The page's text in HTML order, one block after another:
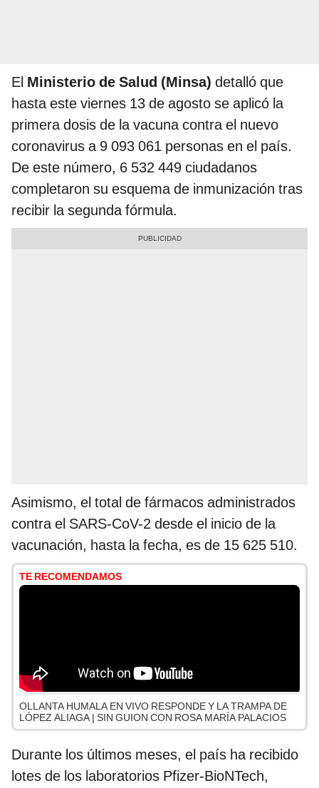
El Ministerio de Salud (Minsa) detalló que
hasta este viernes 13 de agosto se aplicó la
primera dosis de la vacuna contra el nuevo
coronavirus a 9 093 061 personas en el país.
De este número, 6 532 449 ciudadanos
completaron su esquema de inmunización tras
recibir la segunda fórmula.
Asimismo, el total de fármacos administrados
contra el SARS-CoV-2 desde el inicio de la
vacunación, hasta la fecha, es de 15 625 510.
TE RECOMENDAMOS
OLLANTA HUMALA EN VIVO RESPONDE Y LA TRAMPA DE
LÓPEZ ALIAGA | SIN GUION CON ROSA MARÍA PALACIOS
Durante los últimos meses, el país ha recibido
lotes de los laboratorios Pfizer-BioNTech,